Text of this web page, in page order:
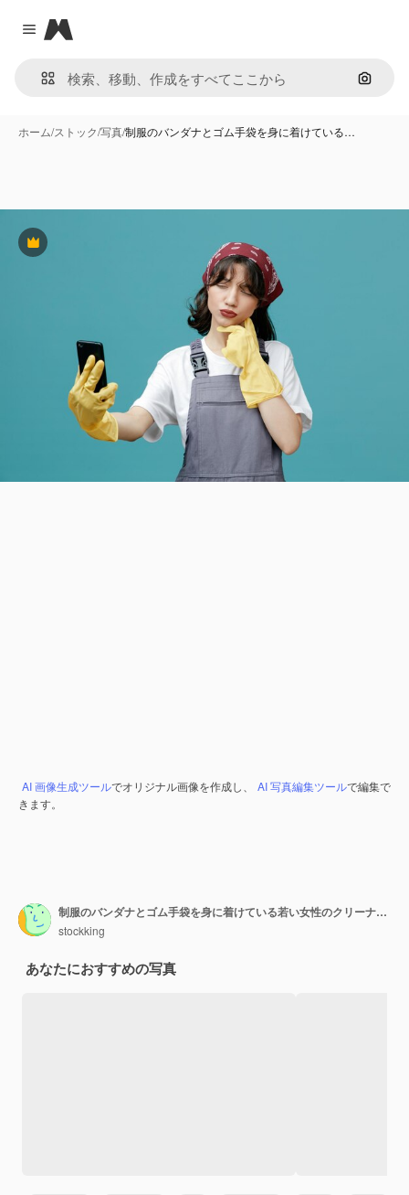
Close menu
Magnific
画像で
ホーム/ストック/写真/制服のバンダナとゴム手袋を身に着けている…
Premium
AI 画像生成ツールでオリジナル画像を作成し、 AI 写真編集ツールで編集で
きます。
制服のバンダナとゴム手袋を身に着けている若い女性のクリーナーが携帯電話を伸ばして、青い背景で隔離された携帯電話の思考を見てあごに手を置いているかどうかわからない
stockking
あなたにおすすめの写真